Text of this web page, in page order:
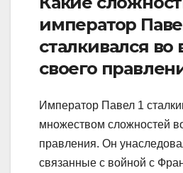
император
сталкивался во
своего
Император Павел 1
множеством сложностей
правления. Он
связанные с войной с